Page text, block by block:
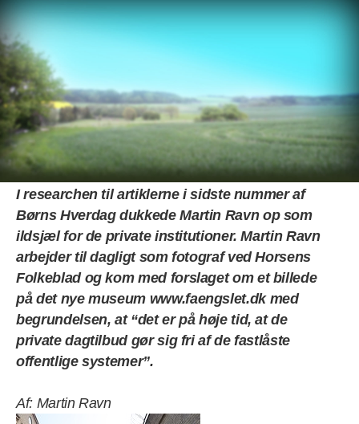
Forside>Artikelsamling> Frihed, lighed og broderskab
Frihed, lighed og broderskab
I researchen til artiklerne i sidste nummer af
Børns Hverdag dukkede Martin Ravn op som
ildsjæl for de private institutioner. Martin Ravn
arbejder til dagligt som fotograf ved Horsens
Folkeblad og kom med forslaget om et billede
på det nye museum www.faengslet.dkmed
begrundelsen, at “det er på høje tid, at de
private dagtilbud gør sig fri af de fastlåste
offentlige systemer”.
Af: Martin Ravn